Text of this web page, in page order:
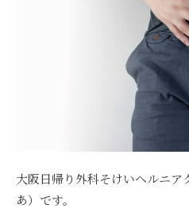
大阪日帰り外科そけいヘルニ
あ）です。